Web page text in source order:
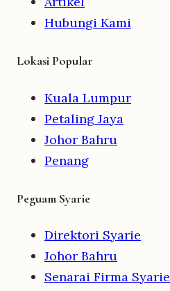
Hubungi Kami
Lokasi Popular
Kuala Lumpur
Petaling Jaya
Johor Bahru
Penang
Peguam Syarie
Direktori Syarie
Johor Bahru
Senarai Firma Syarie